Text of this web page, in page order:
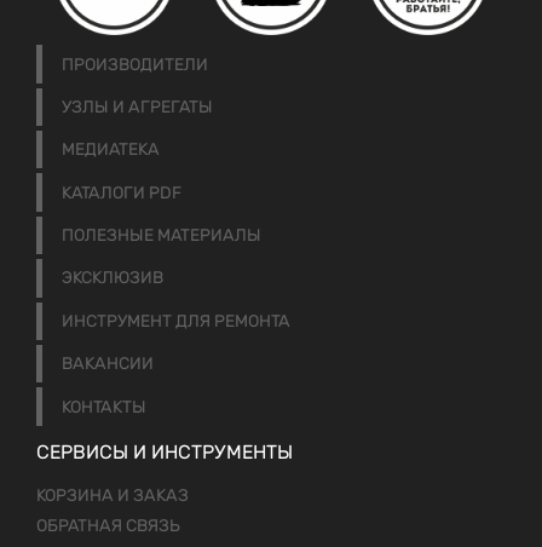
ПРОИЗВОДИТЕЛИ
УЗЛЫ И АГРЕГАТЫ
МЕДИАТЕКА
КАТАЛОГИ PDF
ПОЛЕЗНЫЕ МАТЕРИАЛЫ
ЭКСКЛЮЗИВ
ИНСТРУМЕНТ ДЛЯ РЕМОНТА
ВАКАНСИИ
КОНТАКТЫ
СЕРВИСЫ И ИНСТРУМЕНТЫ
КОРЗИНА И ЗАКАЗ
ОБРАТНАЯ СВЯЗЬ